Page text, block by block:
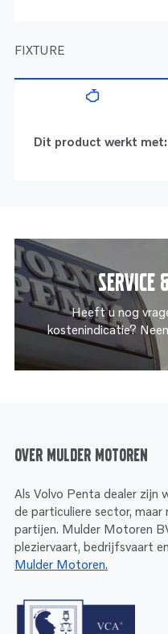
FIXTURE
Dit product werkt met:
Service
Heeft u nog
kostenindicatie?
Over Mulder Motoren
Als Volvo Penta dealer zijn
de particuliere sector, maar
partijen. Mulder Motoren
pleziervaart, bedrijfsvaart
Mulder Motoren.